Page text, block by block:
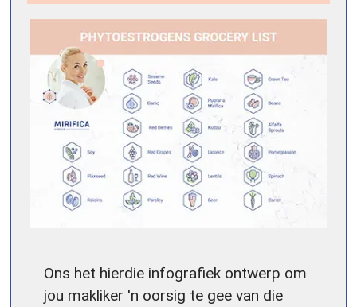
Ons het hierdie infografiek ontwerp om
jou makliker 'n oorsig te gee van die